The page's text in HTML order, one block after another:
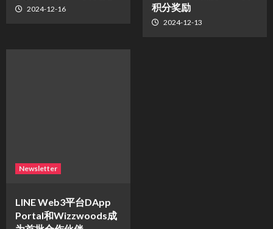
2024-12-16
积分奖励
2024-12-13
Newsletter
LINE Web3平台DApp
Portal和Wizzwoods成